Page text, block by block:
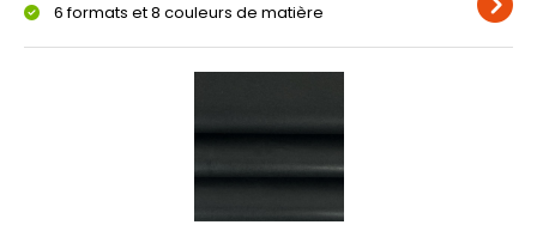
6 formats et 8 couleurs de matière